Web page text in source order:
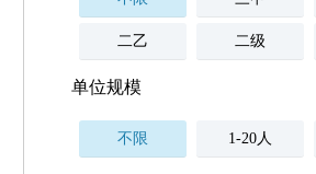
二乙 二级
单位规模
不限 1-20人